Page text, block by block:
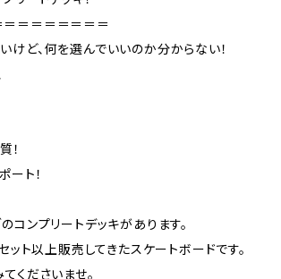
＝＝＝＝＝＝＝
けど、何を選んでいいのか分からない！
！
ート！
コンプリートデッキがあります。
ト以上販売してきたスケートボードです。
くださいませ。